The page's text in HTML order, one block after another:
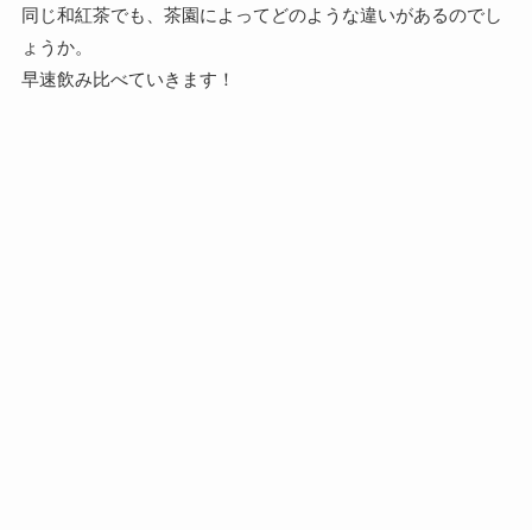
同じ和紅茶でも、茶園によってどのような違いがあるのでし
ょうか。
早速飲み比べていきます！